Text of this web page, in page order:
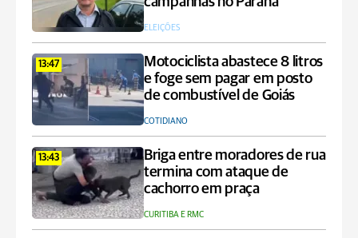
ELEIÇÕES
13:47
Motociclista abastece 8 litros
e foge sem pagar em posto
de combustível de Goiás
COTIDIANO
13:43
Briga entre moradores de rua
termina com ataque de
cachorro em praça
CURITIBA E RMC